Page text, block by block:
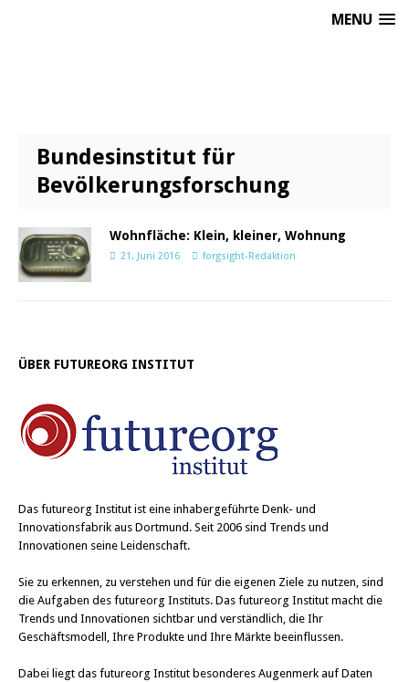
MENU
Bundesinstitut für
Bevölkerungsforschung
Wohnfläche: Klein, kleiner, Wohnung
21. Juni 2016 forgsight-Redaktion
ÜBER FUTUREORG INSTITUT
Das futureorg Institut ist eine inhabergeführte Denk- und
Innovationsfabrik aus Dortmund. Seit 2006 sind Trends und
Innovationen seine Leidenschaft.
Sie zu erkennen, zu verstehen und für die eigenen Ziele zu nutzen, sind
die Aufgaben des futureorg Instituts. Das futureorg Institut macht die
Trends und Innovationen sichtbar und verständlich, die Ihr
Geschäftsmodell, Ihre Produkte und Ihre Märkte beeinflussen.
Dabei liegt das futureorg Institut besonderes Augenmerk auf Daten